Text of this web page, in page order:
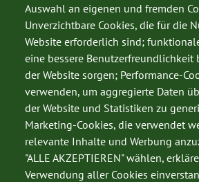
Auswahl an eigenen und fremden
Unverzichtbare Cookies, die für die
Website erforderlich sind;
eine bessere Benutzerfreundlichkeit
der Website sorgen; Performance-
verwenden, um aggregierte Daten
der Website und Statistiken zu
Marketing-Cookies, die verwendet
relevante Inhalte und Werbung
"ALLE AKZEPTIEREN" wählen,
Verwendung aller Cookies
SERVICE
Datenschutz
Impressum
Kontakt